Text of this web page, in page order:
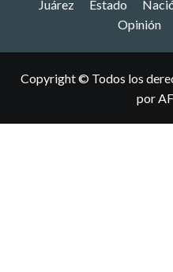
Juárez Estado
Opinión
Copyright © Todos los
por